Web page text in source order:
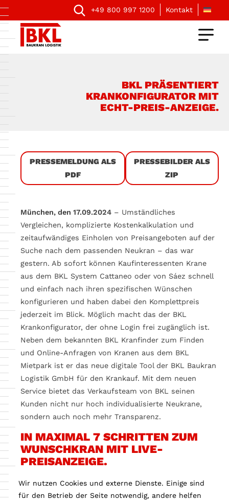
+49 800 997 1200 Kontakt
BKL PRÄSENTIERT
KRANKONFIGURATOR MIT
ECHT-PREIS-ANZEIGE.
PRESSEMELDUNG ALS
PDF
PRESSEBILDER ALS
ZIP
München, den 17.09.2024 – Umständliches
Vergleichen, komplizierte Kostenkalkulation und
zeitaufwändiges Einholen von Preisangeboten auf der
Suche nach dem passenden Neukran – das war
gestern. Ab sofort können Kaufinteressenten Krane
aus dem BKL System Cattaneo oder von Sáez schnell
und einfach nach ihren spezifischen Wünschen
konfigurieren und haben dabei den Komplettpreis
jederzeit im Blick. Möglich macht das der BKL
Krankonfigurator, der ohne Login frei zugänglich ist.
Neben dem bekannten BKL Kranfinder zum Finden
und Online-Anfragen von Kranen aus dem BKL
Mietpark ist er das neue digitale Tool der BKL Baukran
Logistik GmbH für den Krankauf. Mit dem neuen
Service bietet das Verkaufsteam von BKL seinen
Kunden nicht nur hoch individualisierte Neukrane,
sondern auch noch mehr Transparenz.
IN MAXIMAL 7 SCHRITTEN ZUM
WUNSCHKRAN MIT LIVE-
PREISANZEIGE.
Die Bedienung des neuen BKL Krankonfigurators ist
intuitiv und setzt kein detailliertes Wissen über die
Wir nutzen Cookies und externe Dienste. Einige sind
für den Betrieb der Seite notwendig, andere helfen